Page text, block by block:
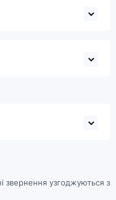
звернення узгоджуються з